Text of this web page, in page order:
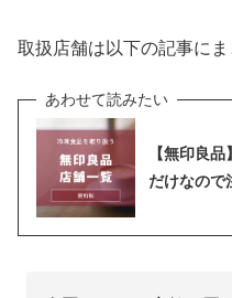
取扱店舗は以下の記事に
【無印良
だけなので